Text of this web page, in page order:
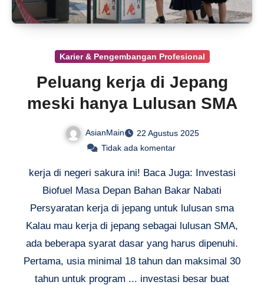
Karier & Pengembangan Profesional
Peluang kerja di Jepang
meski hanya Lulusan SMA
AsianMain
22 Agustus 2025
Tidak ada komentar
kerja di negeri sakura ini! Baca Juga: Investasi
Biofuel Masa Depan Bahan Bakar Nabati
Persyaratan kerja di jepang untuk lulusan sma
Kalau mau kerja di jepang sebagai lulusan SMA,
ada beberapa syarat dasar yang harus dipenuhi.
Pertama, usia minimal 18 tahun dan maksimal 30
tahun untuk program ... investasi besar buat